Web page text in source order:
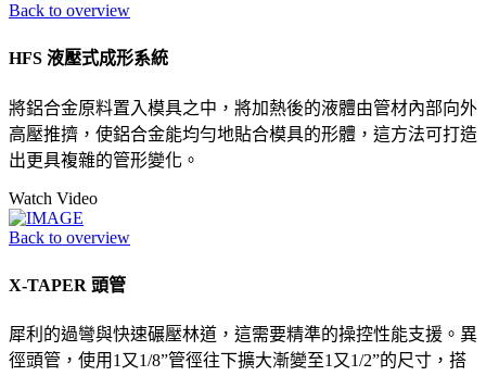
Back to overview
HFS 液壓式成形系統
將鋁合金原料置入模具之中，將加熱後的液體由管材內部向外
高壓推擠，使鋁合金能均勻地貼合模具的形體，這方法可打造
出更具複雜的管形變化。
Watch Video
Back to overview
X-TAPER 頭管
犀利的過彎與快速碾壓林道，這需要精準的操控性能支援。異
徑頭管，使用1又1/8”管徑往下擴大漸變至1又1/2”的尺寸，搭